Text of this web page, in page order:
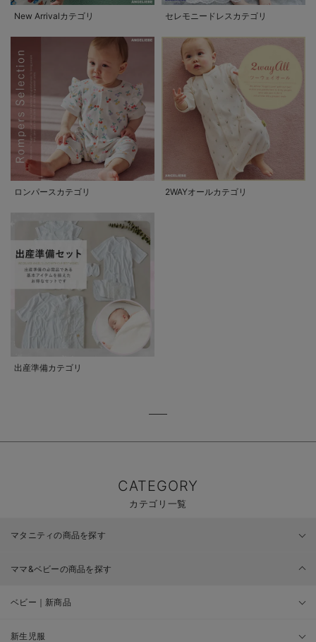
New Arrivalカテゴリ セレモニードレスカテゴリ
ロンパースカテゴリ 2WAYオールカテゴリ
出産準備カテゴリ
CATEGORY
カテゴリ一覧
マタニティの商品を探す
ママ&ベビーの商品を探す
ベビー｜新商品
新生児服